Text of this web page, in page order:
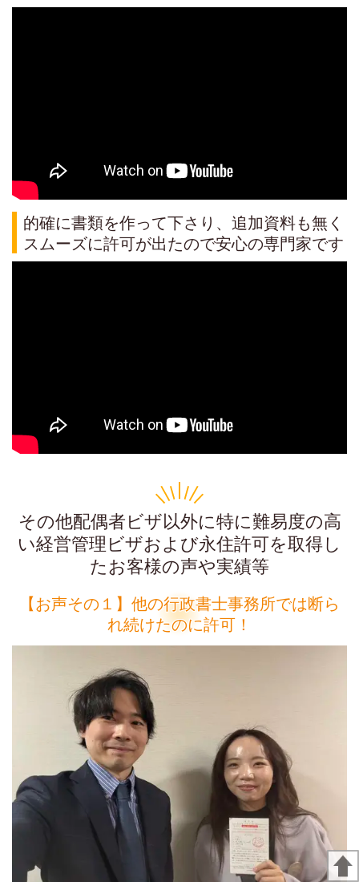
的確に書類を作って下さり、追加資料も無く
スムーズに許可が出たので安心の専門家です
その他配偶者ビザ以外に特に難易度の高
い経営管理ビザおよび永住許可を取得し
たお客様の声や実績等
【お声その１】他の行政書士事務所では断ら
れ続けたのに許可！